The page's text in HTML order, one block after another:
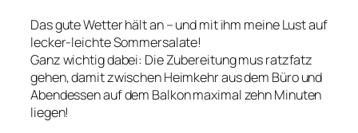
Das gute Wetter hält an – und mit ihm meine Lust auf
lecker-leichte Sommersalate!
Ganz wichtig dabei: Die Zubereitung mus ratzfatz
gehen, damit zwischen Heimkehr aus dem Büro und
Abendessen auf dem Balkon maximal zehn Minuten
liegen!